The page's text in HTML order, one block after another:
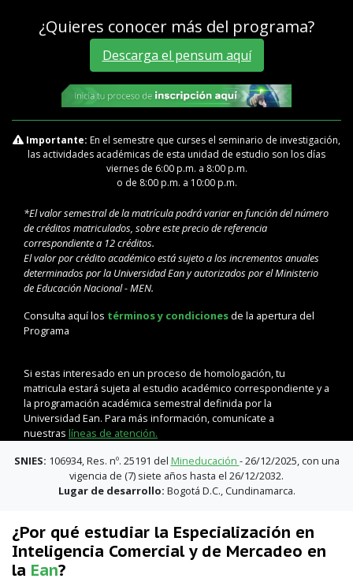
¿Quieres conocer más del programa?
Descarga el pensum aquí
Importante: En el semestre que curses el seminario de investigación,
las actividades académicas de esta unidad de estudio son los días
viernes de 6:00 p.m. a 8:00 p.m.
o de 8:00 p.m. a 10:00 p.m.
*El valor semestral de la matrícula podrá variar en función del número
de créditos matriculados, sobre este precio de referencia
correspondiente a 12 créditos.
El valor por crédito académico está sujeto a los incrementos anuales
determinados por la Universidad Ean y autorizados por el Ministerio
de Educación Nacional - MEN.
Consulta aquí los términos y condicionesde la apertura del
Programa
Si estas interesado en un proceso de homologación, tu
matricula estará sujeta al estudio académico correspondiente y a
la programación académica semestral definida por la
Universidad Ean. Para más información, comunícate a
nuestras líneas de atención.
SNIES: 106934, Res. nº. 25191 del Mineducación - 26/12/2025, con una
vigencia de (7) siete años hasta el 26/12/2032.
Lugar de desarrollo: Bogotá D.C., Cundinamarca.
¿Por qué estudiar la Especialización en
Inteligencia Comercial y de Mercadeo en
la Ean?